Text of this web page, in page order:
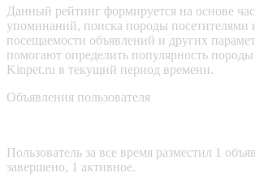
Данный рейтинг формируется на основе
упоминаний, поиска породы посетителями
посещаемости объявлений и других
помогают определить популярность
Kinpet.ru в текущий период времени.
Объявления пользователя
Пользователь за все время разместил 1
завершено, 1 активное.